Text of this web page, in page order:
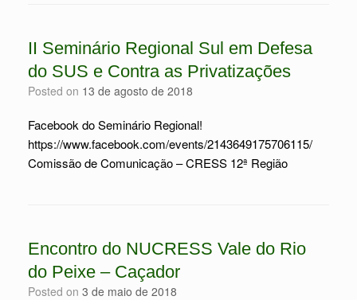
II Seminário Regional Sul em Defesa
do SUS e Contra as Privatizações
Posted on 13 de agosto de 2018
Facebook do Seminário Regional!
https://www.facebook.com/events/2143649175706115/
Comissão de Comunicação – CRESS 12ª Região
Encontro do NUCRESS Vale do Rio
do Peixe – Caçador
Posted on 3 de maio de 2018